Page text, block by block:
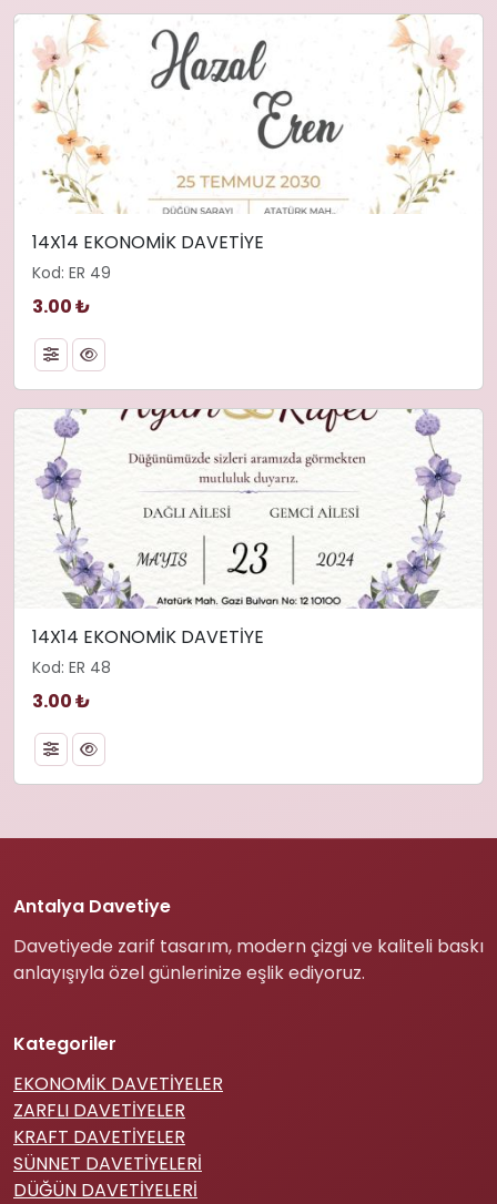
14X14 EKONOMİK DAVETİYE
Kod: ER 49
3.00 ₺
14X14 EKONOMİK DAVETİYE
Kod: ER 48
3.00 ₺
Antalya Davetiye
Davetiyede zarif tasarım, modern çizgi ve kaliteli baskı
anlayışıyla özel günlerinize eşlik ediyoruz.
Kategoriler
EKONOMİK DAVETİYELER
ZARFLI DAVETİYELER
KRAFT DAVETİYELER
SÜNNET DAVETİYELERİ
DÜĞÜN DAVETİYELERİ